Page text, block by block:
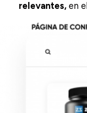
relevantes, en el